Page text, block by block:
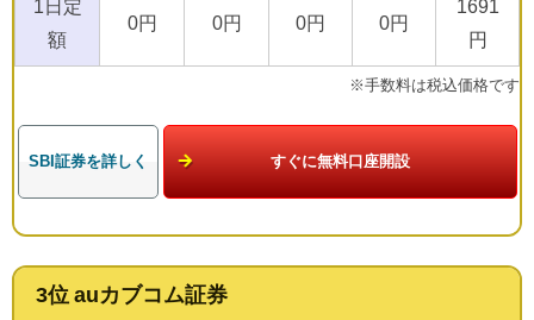
1日定
額
0円 0円 0円 0円
1691
円
※手数料は税込価格です
SBI証券を詳しく すぐに無料口座開設
3位 auカブコム証券